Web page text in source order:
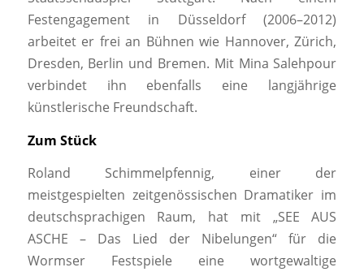
Festengagement in Düsseldorf (2006–2012)
arbeitet er frei an Bühnen wie Hannover, Zürich,
Dresden, Berlin und Bremen. Mit Mina Salehpour
verbindet ihn ebenfalls eine langjährige
künstlerische Freundschaft.
Zum Stück
Roland Schimmelpfennig, einer der
meistgespielten zeitgenössischen Dramatiker im
deutschsprachigen Raum, hat mit „SEE AUS
ASCHE – Das Lied der Nibelungen“ für die
Wormser Festspiele eine wortgewaltige